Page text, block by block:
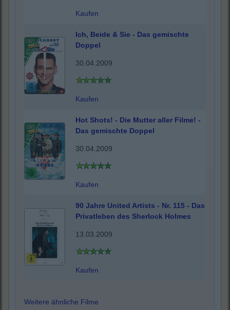
Kaufen
Ich, Beide & Sie - Das gemischte
Doppel
30.04.2009
Kaufen
Hot Shots! - Die Mutter aller Filme! -
Das gemischte Doppel
30.04.2009
Kaufen
90 Jahre United Artists - Nr. 115 - Das
Privatleben des Sherlock Holmes
13.03.2009
Kaufen
Weitere ähnliche Filme